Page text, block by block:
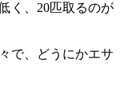
く、20匹取るのが
で、どうにかエサ